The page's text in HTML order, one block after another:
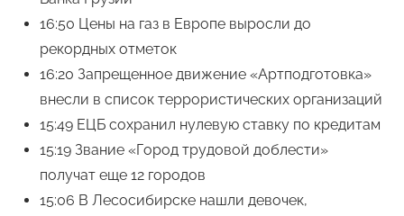
16:50 Цены на газ в Европе выросли до
рекордных отметок
16:20 Запрещенное движение «Артподготовка»
внесли в список террористических организаций
15:49 ЕЦБ сохранил нулевую ставку по кредитам
15:19 Звание «Город трудовой доблести»
получат еще 12 городов
15:06 В Лесосибирске нашли девочек,